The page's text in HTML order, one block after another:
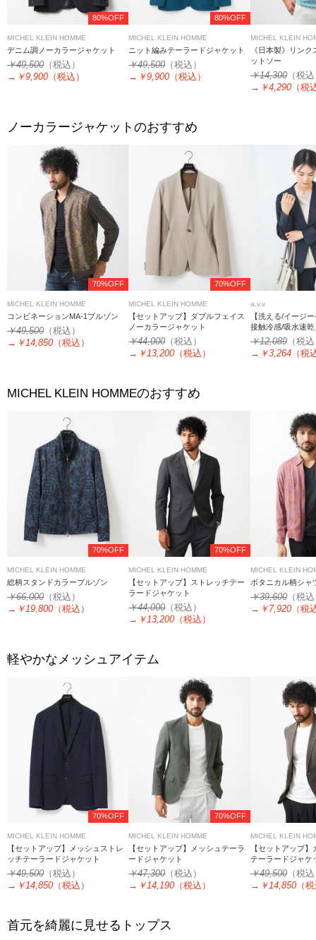
80%OFF
MICHEL KLEIN HOMME
デニム調ノーカラージャケット
￥49,500 （税込）
→ ￥9,900 （税込）
80%OFF
MICHEL KLEIN HOMME
ニット編みテーラードジャケット
￥49,500（税込）
→ ￥9,900 （税込）
MICHEL KLEIN
《日本製》リン
ットソー
￥14,300（税
→ ￥4,290（税
ノーカラージャケットのおすすめ
70%OFF
MICHEL KLEIN HOMME
コンビネーションMA-1ブルゾン
￥49,500 （税込）
→ ￥14,850 （税込）
70%OFF
MICHEL KLEIN HOMME
【セットアップ】ダブルフェイス
ノーカラージャケット
￥44,000（税込）
→ ￥13,200 （税込）
a.v.v
【洗える/イージ
接触冷感/吸水速
ッチノーカラージ
￥12,089（税
→ ￥3,264（税
MICHEL KLEIN HOMMEのおすすめ
70%OFF
MICHEL KLEIN HOMME
総柄スタンドカラーブルゾン
￥66,000 （税込）
→ ￥19,800 （税込）
70%OFF
MICHEL KLEIN HOMME
【セットアップ】ストレッチテー
ラードジャケット
￥44,000（税込）
→ ￥13,200 （税込）
MICHEL KLEIN
ボタニカル柄シャ
￥39,600（税
→ ￥7,920（税
軽やかなメッシュアイテム
70%OFF
MICHEL KLEIN HOMME
【セットアップ】メッシュストレ
ッチテーラードジャケット
￥49,500 （税込）
→ ￥14,850 （税込）
70%OFF
MICHEL KLEIN HOMME
【セットアップ】メッシュテーラ
ードジャケット
￥47,300（税込）
→ ￥14,190 （税込）
MICHEL KLEIN
【セットアップ
テーラードジャケ
￥49,500（税
→ ￥14,850（
首元を綺麗に見せるトップス